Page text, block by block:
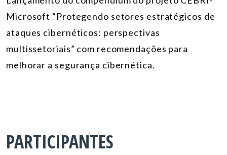
Microsoft “Protegendo setores estratégicos de
ataques cibernéticos: perspectivas
multissetoriais” com recomendações para
melhorar a segurança cibernética.
PARTICIPANTES